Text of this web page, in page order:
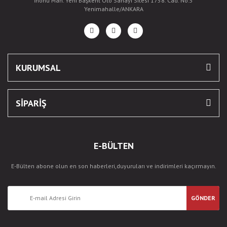
Yenimahalle/ANKARA
KURUMSAL
SİPARİŞ
E-BÜLTEN
E-Bülten abone olun en son haberleri,duyuruları ve indirimleri kaçırmayın.
GÖNDER